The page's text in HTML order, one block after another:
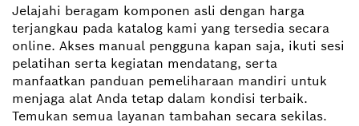
Jelajahi beragam komponen asli dengan harga
terjangkau pada katalog kami yang tersedia secara
online. Akses manual pengguna kapan saja, ikuti sesi
pelatihan serta kegiatan mendatang, serta
manfaatkan panduan pemeliharaan mandiri untuk
menjaga alat Anda tetap dalam kondisi terbaik.
Temukan semua layanan tambahan secara sekilas.